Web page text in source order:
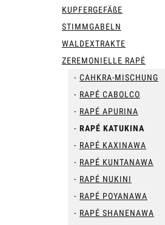
KUPFERGEFÄßE
STIMMGABELN
WALDEXTRAKTE
ZEREMONIELLE RAPÉ
CAHKRA-MISCHUNG
RAPÉ CABOLCO
RAPÉ APURINA
RAPÉ KATUKINA
RAPÉ KAXINAWA
RAPÉ KUNTANAWA
RAPÉ NUKINI
RAPÉ POYANAWA
RAPÉ SHANENAWA